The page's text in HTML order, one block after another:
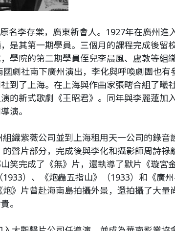
名李存棠，廣東新會人。1927年在廣州進
是其第一期學員。三個月的課程完成後留
學院的第二期學員侄兒李晨風、盧敦等組
劇社南下廣州演出，李化與呼喚劇團也有
到了上海。在上海與作曲家張曙合組了曦
的新式歌劇《王昭君》。同年與李麗蓮加
演。
織紫薇公司並到上海租用天一公司的錄音
的聲片部分，完成後與李化和攝影師周詩祿
笑完成了《無》片，還執導了默片《璇宮
1933）、《炮轟五指山》（1933）和《廣州
炮》片曾赴海南島拍攝外景，還拍攝了大量
。